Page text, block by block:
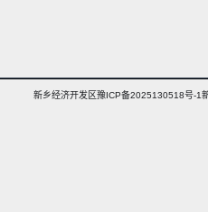
新乡经济开发区豫ICP备2025130518号-1